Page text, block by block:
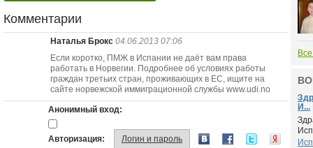
Комментарии
Наталья Брокс 04.06.2013 07:06
Если коротко, ПМЖ в Испании не даёт вам права
работать в Норвегии. Подробнее об условиях работы
граждан третьих стран, проживающих в ЕС, ищите на
сайте норвежской иммиграционной службы www.udi.no
Анонимный вход:
Авторизация: Логин и пароль
И...